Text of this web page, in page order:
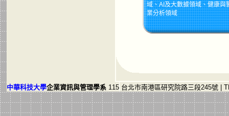
域、AI及大數據領域、健康與
業分析領域
中華科技大學企業資訊與管理學系 115 台北市南港區研究院路三段245號